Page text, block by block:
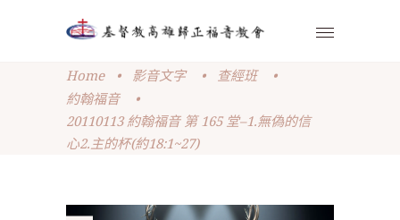
Home • 影音文字 • 查經班
•
約翰福音
•
20110113 約翰福音 第 165 堂–1.無偽的信
心2.主的杯(約18:1~27)